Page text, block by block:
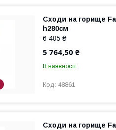
Сходи на горище
h280см
6 405 ₴
5 764,50 ₴
В наявності
48861
Сходи на горище